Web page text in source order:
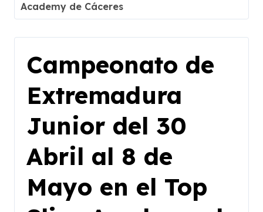
Academy de Cáceres
Campeonato de
Extremadura
Junior del 30
Abril al 8 de
Mayo en el Top